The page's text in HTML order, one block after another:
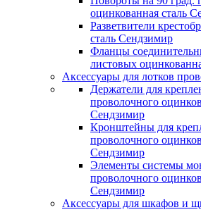
оцинкованная сталь
Разветвители
сталь Сендзимир
Фланцы
листовых
Аксессуары для лотков
Держатели для
проволочного
Сендзимир
Кронштейны для
проволочного
Сендзимир
Элементы системы
проволочного
Сендзимир
Аксессуары для шкафов и